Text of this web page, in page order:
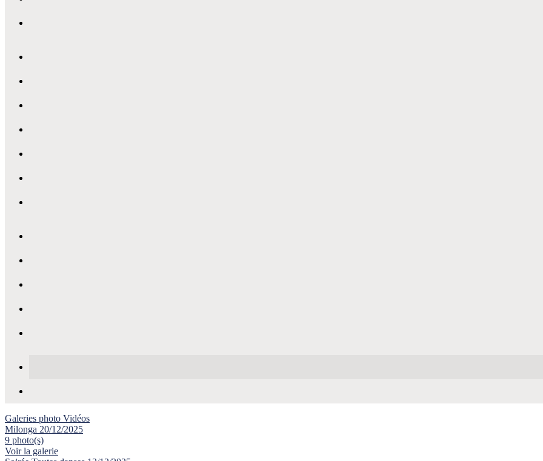
Galeries photo Vidéos
Milonga 20/12/2025
9 photo(s)
Voir la galerie